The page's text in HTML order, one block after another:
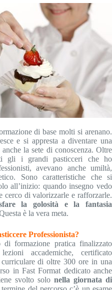
di base molti si arenano.
e si appresta a diventare una
la sete di conoscenza. Oltre
gli i grandi pasticceri che ho
avevano anche umiltà,
Sono caratteristiche che si
all’inizio: quando insegno vedo
cerco di valorizzarle e rafforzarle.
la golosità e la fantasia
è la vera meta.
Professionista?
formazione pratica finalizzato
accademiche, certificato
di oltre 300 ore in una
in Fast Format dedicato anche
svolto solo nella giornata di